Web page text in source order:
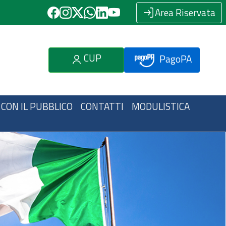
Area Riservata
CUP PagoPA
IL PUBBLICO CONTATTI MODULISTICA